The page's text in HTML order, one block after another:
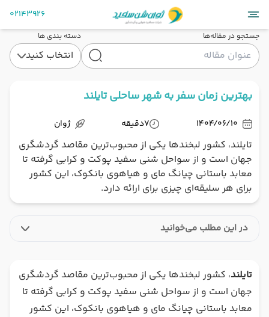
02143926
جستجو در مقاله‌ها دسته بندی ها
انتخاب کنید
بهترین زمان سفر به شهر ساحلی تایلند
7دقیقه 1404/06/10 ژوان
تایلند، کشور لبخندها یکی از محبوب‌ترین مقاصد گردشگری
جهان است و از سواحل شنی سفید پوکت و کرابی گرفته تا
معابد باستانی چیانگ مای و هیاهوی بانکوک، این کشور
برای هر سلیقه‌ای چیزی برای ارائه دارد.
در این مطلب می‌خوانید
تایلند، کشور لبخندها یکی از محبوب‌ترین مقاصد گردشگری
جهان است و از سواحل شنی سفید پوکت و کرابی گرفته تا
معابد باستانی چیانگ مای و هیاهوی بانکوک، این کشور